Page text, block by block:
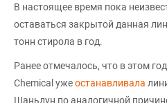
В настоящее время пока
оставаться закрытой данная
тонн стирола в год.
Ранее отмечалось, что в этом
Chemical ужеостанавливала
Шаньдун по аналогичной